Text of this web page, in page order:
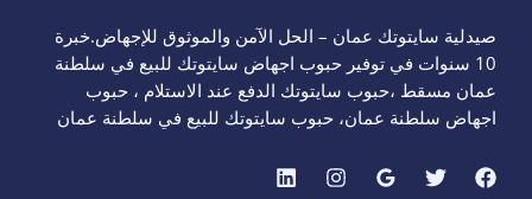
صيدلية سايتوتك عمان – الحل الآمن والموثوق للإجهاض.خبرة
10 سنوات في توفير حبوب اجهاض سايتوتك للبيع في سلطنة
عمان مسقط ،حبوب سايتوتك الدفع عند الاستلام ، حبوب
اجهاض سلطنة عمان، حبوب سايتوتك للبيع في سلطنة عمان